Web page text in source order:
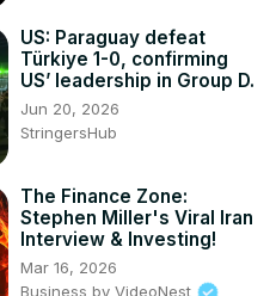
US: Paraguay defeat
Türkiye 1-0, confirming
US’ leadership in Group D.
Jun 20, 2026
StringersHub
The Finance Zone:
Stephen Miller's Viral Iran
Interview & Investing!
Mar 16, 2026
Business by VideoNest